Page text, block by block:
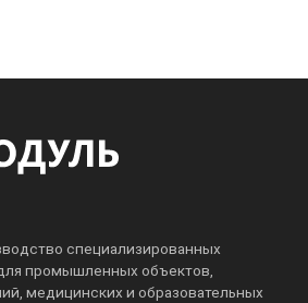
специализированных
промышленных объектов,
медицинских и образовательных